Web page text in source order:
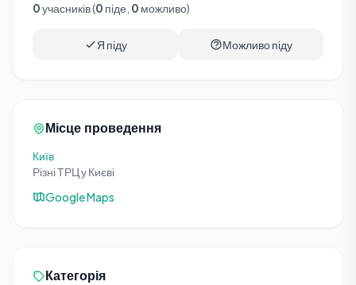
0учасників (0 піде, 0 можливо)
Я піду Можливо піду
Місце проведення
Київ
Різні ТРЦ у Києві
Google Maps
Категорія